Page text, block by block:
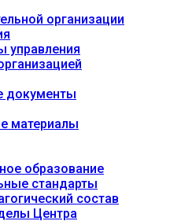
организации
управления
документы
материалы
образование
стандарты
состав
Центра